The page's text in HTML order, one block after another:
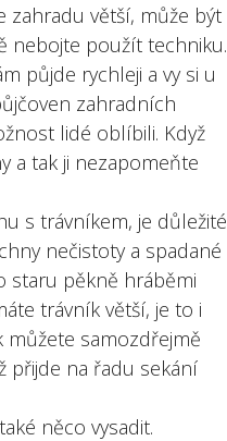
zahradu větší, může být
nebojte použít techniku.
půjde rychleji a vy si u
zahradních
lidé oblíbili. Když
a tak ji nezapomeňte
s trávníkem, je důležité
nečistoty a spadané
staru pěkně hráběmi
trávník větší, je to i
můžete samozdřejmě
přijde na řadu sekání
něco vysadit.